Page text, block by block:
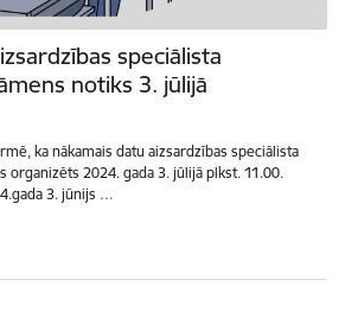
speciālista
notiks 3. jūlijā
ka nākamais datu aizsardzības speciālista
organizēts 2024. gada 3. jūlijā plkst. 11.00.
3. jūnijs …